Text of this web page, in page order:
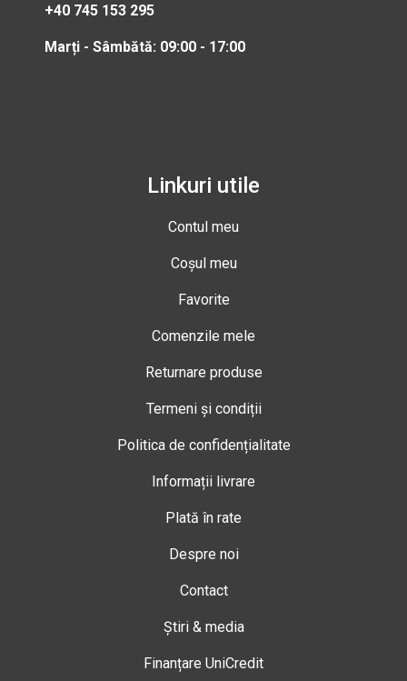
+40 745 153 295
Marți - Sâmbătă: 09:00 - 17:00
Linkuri utile
Contul meu
Coșul meu
Favorite
Comenzile mele
Returnare produse
Termeni și condiții
Politica de confidențialitate
Informații livrare
Plată în rate
Despre noi
Contact
Știri & media
Finanțare UniCredit